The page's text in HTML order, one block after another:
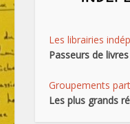
Les librairies
Passeurs de livres
Groupements
Les plus grands